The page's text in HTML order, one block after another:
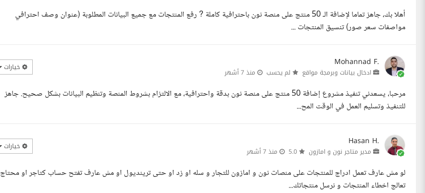
أهلا بك، جاهز تماما لإضافة الـ 50 منتج على منصة نون باحترافية كاملة ? رفع المنتجات مع جميع البيانات المطلوبة (عنوان وصف احترافي
مواصفات سعر صور) تنسيق المنتجات ...
Mohannad F.
ادخال بيانات وبرمجة مواقع لم يحسب منذ 7 أشهر خيارات
مرحبا، يسعدني تنفيذ مشروع إضافة 50 منتج على منصة نون بدقة واحترافية، مع الالتزام بشروط المنصة وتنظيم البيانات بشكل صحيح. جاهز
للتنفيذ وتسليم العمل في الوقت المح...
Hasan H.
مدير متاجر نون و امازون منذ 7 أشهر خيارات
لو مش عارف تعمل ادراج للمنتجات على منصات نون و امازون للتجار و سله او زد او حتى ترينديول او مش عارف تفتح حساب كتاجر او محتاج
تعالج اخطاء المنتجات و نرسل منتجاتك...